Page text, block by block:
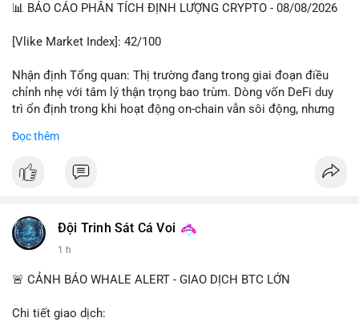
📊 BÁO CÁO PHÂN TÍCH ĐỊNH LƯỢNG CRYPTO - 08/08/2026
[Vlike Market Index]: 42/100
Nhận định Tổng quan: Thị trường đang trong giai đoạn điều
chỉnh nhẹ với tâm lý thận trọng bao trùm. Dòng vốn DeFi duy
trì ổn định trong khi hoạt động on-chain vẫn sôi động, nhưng
ngại về khả năng giảm sâu hơn.
Phân tích Dòng tiền DeFi (DefiLlama): Tổng TVL DeFi đạt
tỷ USD TVL, bỏ xa các chain còn lại như Tron (4,84 tỷ), BSC
(4,78 tỷ), Solana (4,73 tỷ) và Base (4,67 tỷ). Đáng chú ý, tổng
183,19 tỷ và USDC đạt 72,27 tỷ. Sự ổn định của stablecoin cho
cũng chưa có lực mua mới đáng kể.
Đọc thêm
Đội Trinh Sát Cá Voi
1 h
🚨 CẢNH BÁO WHALE ALERT - GIAO DỊCH BTC LỚN
Chi tiết giao dịch: